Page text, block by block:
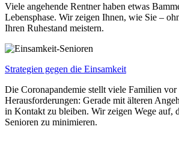
Viele angehende Rentner haben etwas
Lebensphase. Wir zeigen Ihnen, wie Sie –
Ihren Ruhestand meistern.
Strategien gegen die Einsamkeit
Die Coronapandemie stellt viele Familien vor
Herausforderungen: Gerade mit älteren
in Kontakt zu bleiben. Wir zeigen Wege auf,
Senioren zu minimieren.